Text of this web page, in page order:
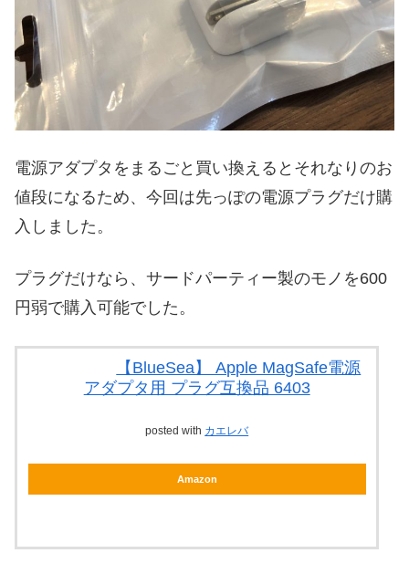
電源アダプタをまるごと買い換えるとそれなりのお
値段になるため、今回は先っぽの電源プラグだけ購
入しました。
プラグだけなら、サードパーティー製のモノを600
円弱で購入可能でした。
【BlueSea】 Apple MagSafe電源
アダプタ用 プラグ互換品 6403
posted with カエレバ
Amazon